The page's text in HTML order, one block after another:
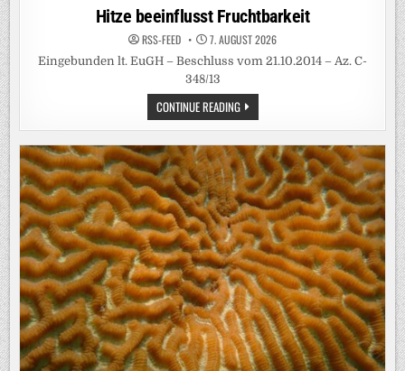
in
Hitze beeinflusst Fruchtbarkeit
RSS-FEED 7. AUGUST 2026
Eingebunden lt. EuGH – Beschluss vom 21.10.2014 – Az. C-
348/13
CONTINUE READINGHITZE
BEEINFLUSST
FRUCHTBARKEIT